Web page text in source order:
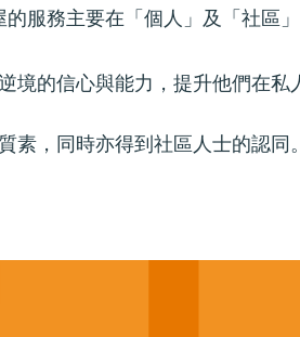
服務主要在「個人」及「社區」
境的信心與能力，提升他們在私
素，同時亦得到社區人士的認同。